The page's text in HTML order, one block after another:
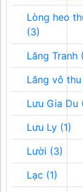
Lòng heo
(3)
Lăng Tranh
Lăng vô thu
Lưu Gia Du
Lưu Ly (1)
Lười (3)
Lạc (1)